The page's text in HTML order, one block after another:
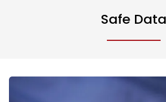
Safe Data